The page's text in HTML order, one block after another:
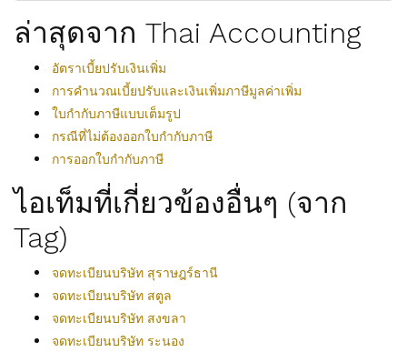
ล่าสุดจาก Thai Accounting
อัตราเบี้ยปรับเงินเพิ่ม
การคำนวณเบี้ยปรับและเงินเพิ่มภาษีมูลค่าเพิ่ม
ใบกำกับภาษีแบบเต็มรูป
กรณีที่ไม่ต้องออกใบกำกับภาษี
การออกใบกำกับภาษี
ไอเท็มที่เกี่ยวข้องอื่นๆ (จาก
Tag)
จดทะเบียนบริษัท สุราษฎร์ธานี
จดทะเบียนบริษัท สตูล
จดทะเบียนบริษัท สงขลา
จดทะเบียนบริษัท ระนอง